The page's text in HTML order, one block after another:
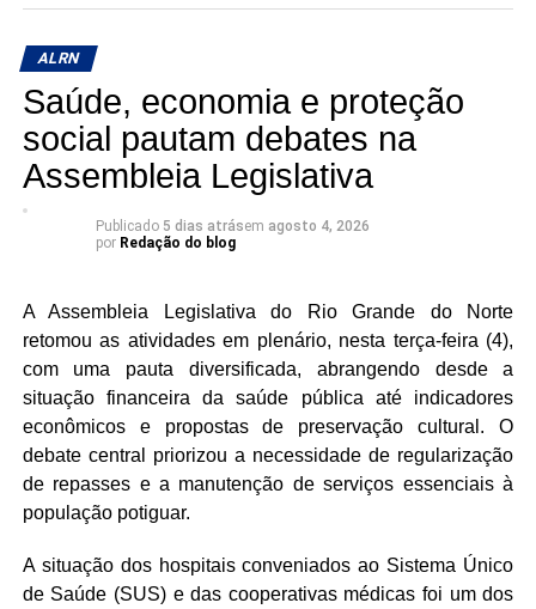
O deputado Francisco do PT citou a despedida de José
Dias, enfatizando que a Casa Legislativa perderá um
grande debatedor, mesmo eles tendo muitas divergências
políticas.
Francisco do PT falou ainda do pagamento dos
servidores públicos estaduais, principalmente dos
aposentados e pensionistas que ainda não receberam.
Ele informou que até próxima quarta-feira (05) o governo
também mencionou as fugas do sistema prisional que
aconteceram nos últimos dias no Rio Grande do Norte.
ALRN
Saúde, economia e proteção
social pautam debates na
Assembleia Legislativa
Publicado 5 dias atrásem agosto 4, 2026
por Redação do blog
A Assembleia Legislativa do Rio Grande do Norte
retomou as atividades em plenário, nesta terça-feira (4),
com uma pauta diversificada, abrangendo desde a
situação financeira da saúde pública até indicadores
econômicos e propostas de preservação cultural. O
debate central priorizou a necessidade de regularização
de repasses e a manutenção de serviços essenciais à
população potiguar.
A situação dos hospitais conveniados ao Sistema Único
de Saúde (SUS) e das cooperativas médicas foi um dos